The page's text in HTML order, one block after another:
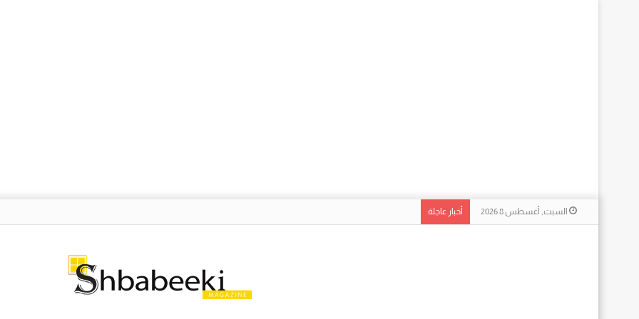
السبت, أغسطس 8 2026 أخبار عاجلة